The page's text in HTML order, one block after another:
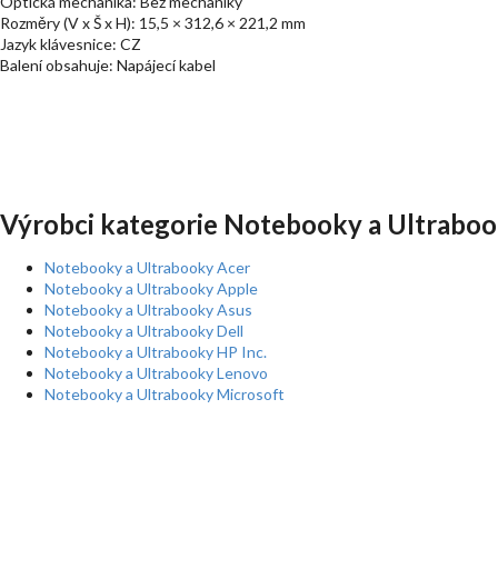
Rozměry (V x Š x H): 15,5 × 312,6 × 221,2 mm
Jazyk klávesnice: CZ
Balení obsahuje: Napájecí kabel
Výrobci kategorie Notebooky a
Notebooky a Ultrabooky Acer
Notebooky a Ultrabooky Apple
Notebooky a Ultrabooky Asus
Notebooky a Ultrabooky Dell
Notebooky a Ultrabooky HP Inc.
Notebooky a Ultrabooky Lenovo
Notebooky a Ultrabooky Microsoft